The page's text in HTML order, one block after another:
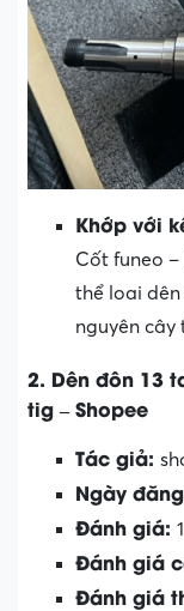
Khớp với
Cốt funeo
thể loai
nguyên
2. Dên đôn 13
tig – Shopee
Tác giả:
Ngày
Đánh giá:
Đánh giá
Đánh giá